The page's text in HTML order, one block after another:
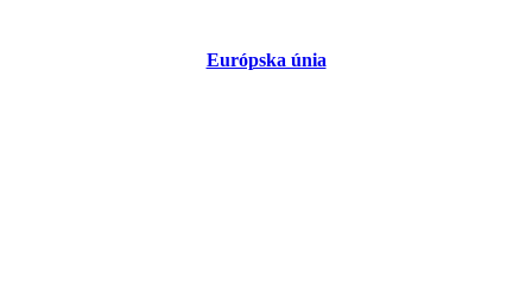
Európska únia